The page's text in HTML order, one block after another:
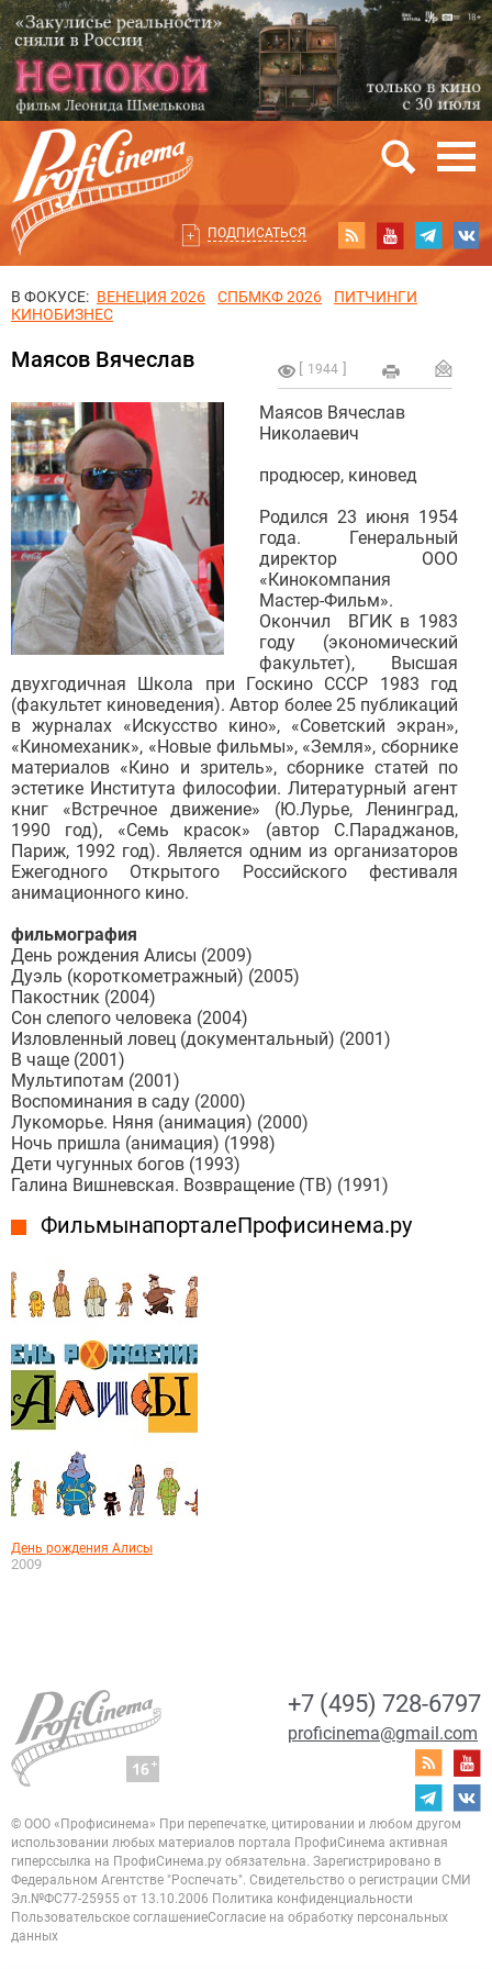
ПОДПИСАТЬСЯ
В ФОКУСЕ: ВЕНЕЦИЯ 2026 СПБМКФ 2026
ПИТЧИНГИ
КИНОБИЗНЕС
1944
Маясов Вячеслав
Маясов Вячеслав
Николаевич
продюсер, киновед
Родился 23 июня 1954
года. Генеральный
директор ООО
«Кинокомпания
Мастер-Фильм».
Окончил ВГИК в 1983
году (экономический
факультет), Высшая
двухгодичная Школа при Госкино СССР 1983 год
(факультет киноведения). Автор более 25 публикаций
в журналах «Искусство кино», «Советский экран»,
«Киномеханик», «Новые фильмы», «Земля», сборнике
материалов «Кино и зритель», сборнике статей по
эстетике Института философии. Литературный агент
книг «Встречное движение» (Ю.Лурье, Ленинград,
1990 год), «Семь красок» (автор С.Параджанов,
Париж, 1992 год). Является одним из организаторов
Ежегодного Открытого Российского фестиваля
анимационного кино.
фильмография
День рождения Алисы (2009)
Дуэль (короткометражный) (2005)
Пакостник (2004)
Сон слепого человека (2004)
Изловленный ловец (документальный) (2001)
В чаще (2001)
Мультипотам (2001)
Воспоминания в саду (2000)
Лукоморье. Няня (анимация) (2000)
Ночь пришла (анимация) (1998)
Дети чугунных богов (1993)
Галина Вишневская. Возвращение (ТВ) (1991)
Фильмы на портале Профисинема.ру
День рождения Алисы
2009
+7 (495) 728-6797
proficinema@gmail.com
© ООО «Профисинема» При перепечатке, цитировании и любом другом
использовании любых материалов портала ПрофиСинема активная
гиперссылка на ПрофиСинема.ру обязательна. Зарегистрировано в
Федеральном Агентстве "Роспечать". Свидетельство о регистрации СМИ
Эл.№ФС77-25955 от 13.10.2006 Политика конфиденциальности
Пользовательское соглашениеСогласие на обработку персональных
данных